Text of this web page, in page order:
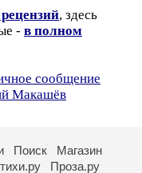
, здесь
- в полном
сообщение
Макашёв
Поиск
Магазин
Проза.ру